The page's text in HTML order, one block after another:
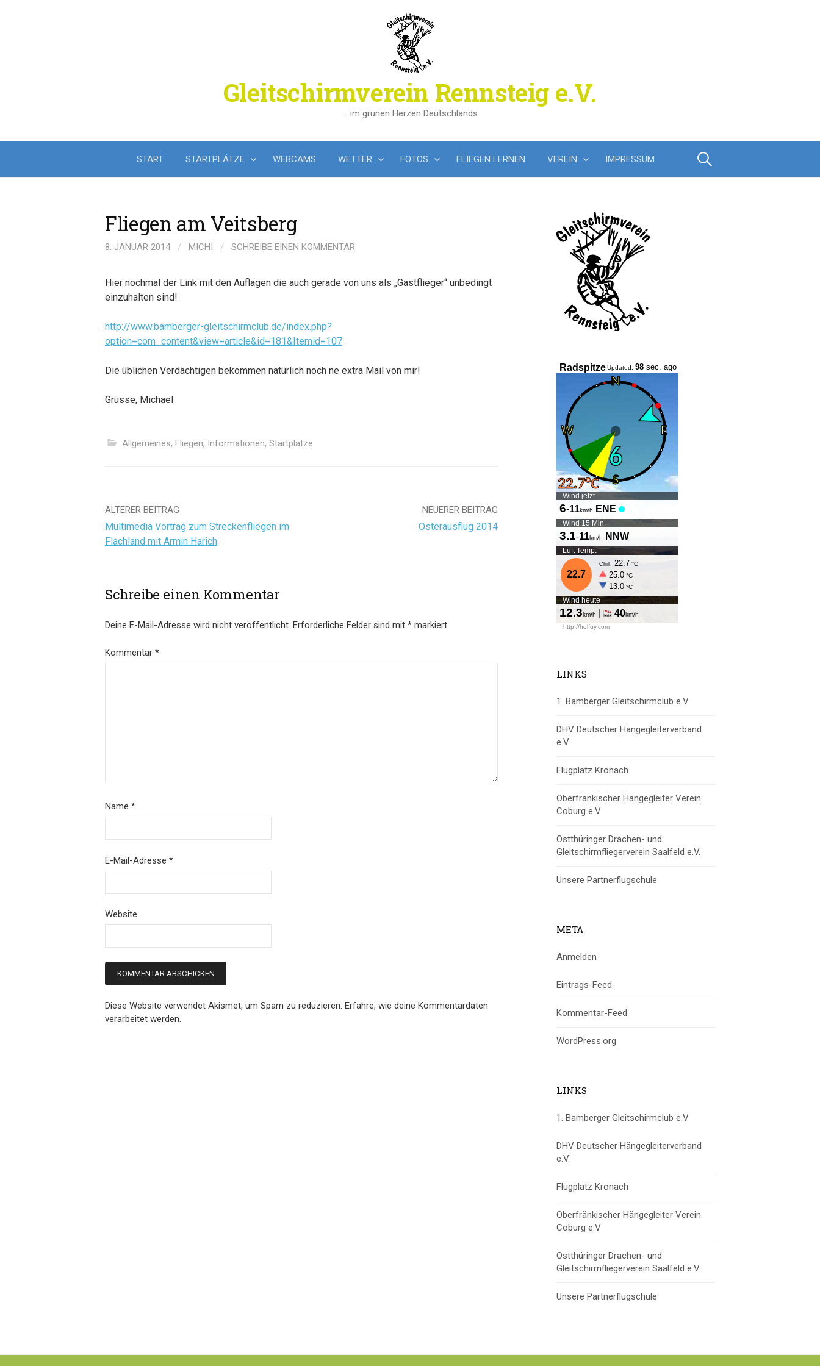
Gleitschirmverein Rennsteig e.V.
… im grünen Herzen Deutschlands
START STARTPLÄTZE WEBCAMS WETTER FOTOS FLIEGEN LERNEN VEREIN IMPRESSUM Suchen
Fliegen am Veitsberg
8. JANUAR 2014 / MICHI / SCHREIBE EINEN KOMMENTAR
Hier nochmal der Link mit den Auflagen die auch gerade von uns als „Gastflieger“ unbedingt
einzuhalten sind!
http://www.bamberger-gleitschirmclub.de/index.php?
option=com_content&view=article&id=181&Itemid=107
Die üblichen Verdächtigen bekommen natürlich noch ne extra Mail von mir!
Grüsse, Michael
Allgemeines, Fliegen, Informationen, Startplätze
Beitrags-
Navigation
ÄLTERER BEITRAG
Multimedia Vortrag zum Streckenfliegen im
Flachland mit Armin Harich
NEUERER BEITRAG
Osterausflug 2014
Schreibe einen Kommentar
Deine E-Mail-Adresse wird nicht veröffentlicht. Erforderliche Felder sind mit * markiert
Kommentar *
Name *
E-Mail-Adresse *
Website
Diese Website verwendet Akismet, um Spam zu reduzieren. Erfahre, wie deine Kommentardaten
verarbeitet werden.
LINKS
1. Bamberger Gleitschirmclub e.V
DHV Deutscher Hängegleiterverband
e.V.
Flugplatz Kronach
Oberfränkischer Hängegleiter Verein
Coburg e.V
Ostthüringer Drachen- und
Gleitschirmfliegerverein Saalfeld e.V.
Unsere Partnerflugschule
META
Anmelden
Eintrags-Feed
Kommentar-Feed
WordPress.org
LINKS
1. Bamberger Gleitschirmclub e.V
DHV Deutscher Hängegleiterverband
e.V.
Flugplatz Kronach
Oberfränkischer Hängegleiter Verein
Coburg e.V
Ostthüringer Drachen- und
Gleitschirmfliegerverein Saalfeld e.V.
Unsere Partnerflugschule